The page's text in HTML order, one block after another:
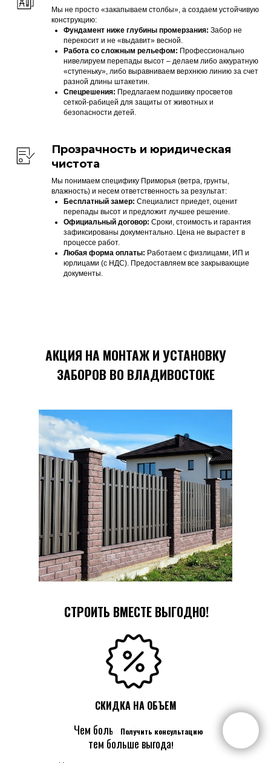
Мы не просто «закапываем столбы», а создаем устойчивую
конструкцию:
Фундамент ниже глубины промерзания: Забор не
перекосит и не «выдавит» весной.
Работа со сложным рельефом: Профессионально
нивелируем перепады высот – делаем либо аккуратную
«ступеньку», либо выравниваем верхнюю линию за счет
разной длины штакетин.
Спецрешения: Предлагаем подшивку просветов
сеткой-рабицей для защиты от животных и
безопасности детей.
Прозрачность и юридическая
чистота
Мы понимаем специфику Приморья (ветра, грунты,
влажность) и несем ответственность за результат:
Бесплатный замер: Специалист приедет, оценит
перепады высот и предложит лучшее решение.
Официальный договор: Сроки, стоимость и гарантия
зафиксированы документально. Цена не вырастет в
процессе работ.
Любая форма оплаты: Работаем с физлицами, ИП и
юрлицами (с НДС). Предоставляем все закрывающие
документы.
АКЦИЯ НА МОНТАЖ И УСТАНОВКУ
ЗАБОРОВ ВО ВЛАДИВОСТОКЕ
СТРОИТЬ ВМЕСТЕ ВЫГОДНО!
СКИДКА НА ОБЪЕМ
Чем больше объём заказа,
тем больше выгода!
Получить консультацию
Получить консультацию